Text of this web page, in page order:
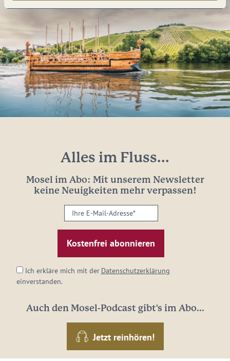
Alles im Fluss...
Mosel im Abo: Mit unserem Newsletter
keine Neuigkeiten mehr verpassen!
Ihre
E-
Mail-
Adresse:
Ich erkläre mich mit der Datenschutzerklärung
einverstanden.
Auch den Mosel-Podcast gibt's im Abo...
Jetzt reinhören!